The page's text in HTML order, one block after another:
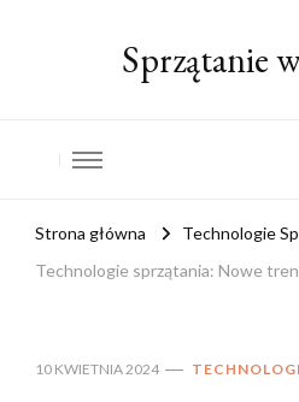
Sprzątanie
Strona główna
Technologie
Technologie sprzątania: Nowe
10 KWIETNIA 2024